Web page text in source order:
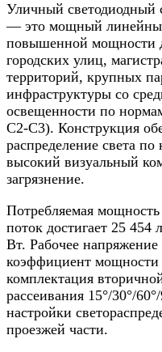
Уличный светодиодный
— это мощный
повышенной мощности
городских улиц,
территорий, крупных
инфраструктуры со
освещенности по
С2-С3). Конструкция
распределение света
высокий визуальный
загрязнение.
Потребляемая мощность
поток достигает 25
Вт. Рабочее
коэффициент
комплектация
рассеивания 15°/30°/
настройки
проезжей части.